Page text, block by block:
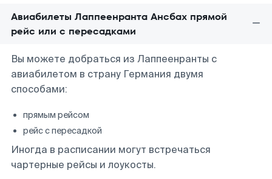
Авиабилеты Лаппеенранта Ансбах прямой
рейс или с пересадками
Вы можете добраться из Лаппеенранты с
авиабилетом в страну Германия двумя
способами:
прямым рейсом
рейс с пересадкой
Иногда в расписании могут встречаться
чартерные рейсы и лоукосты.